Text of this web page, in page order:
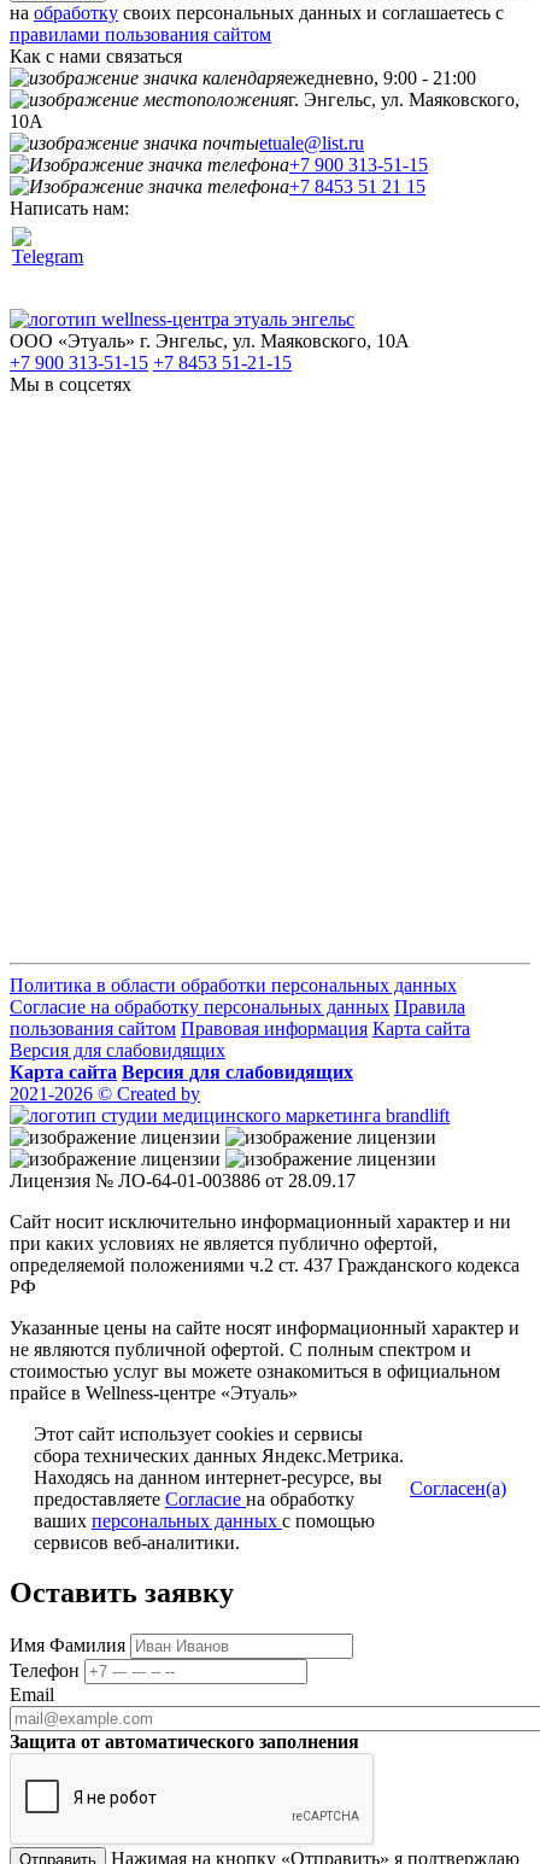
на обработку своих персональных данных и соглашаетесь с
правилами пользования сайтом
Как с нами связаться
ежедневно, 9:00 - 21:00
г. Энгельс, ул. Маяковского,
10А
etuale@list.ru
+7 900 313-51-15
+7 8453 51 21 15
Написать нам:
ООО «Этуаль» г. Энгельс, ул. Маяковского, 10А
+7 900 313-51-15 +7 8453 51-21-15
Мы в соцсетях
Политика в области обработки персональных данных
Согласие на обработку персональных данных Правила
пользования сайтом Правовая информация Карта сайта
Версия для слабовидящих
Карта сайта Версия для слабовидящих
2021-2026 © Created by
Лицензия № ЛО-64-01-003886 от 28.09.17
Сайт носит исключительно информационный характер и ни
при каких условиях не является публично офертой,
определяемой положениями ч.2 ст. 437 Гражданского кодекса
РФ
Указанные цены на сайте носят информационный характер и
не являются публичной офертой. С полным спектром и
стоимостью услуг вы можете ознакомиться в официальном
прайсе в Wellness-центре «Этуаль»
Этот сайт использует cookies и сервисы
сбора технических данных Яндекс.Метрика.
Находясь на данном интернет-ресурсе, вы
предоставляете Согласие на обработку
ваших персональных данных с помощью
сервисов веб-аналитики.
Согласен(а)
Оставить заявку
Имя Фамилия
Телефон
Email
Защита от автоматического заполнения
Отправить Нажимая на кнопку «Отправить» я подтверждаю